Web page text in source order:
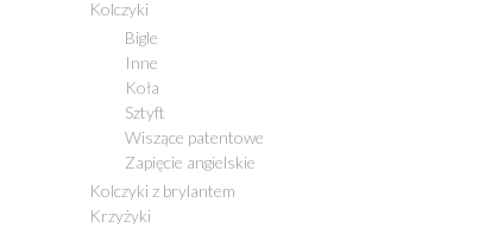
Kolczyki
Bigle
Inne
Koła
Sztyft
Wiszące patentowe
Zapięcie angielskie
Kolczyki z brylantem
Krzyżyki